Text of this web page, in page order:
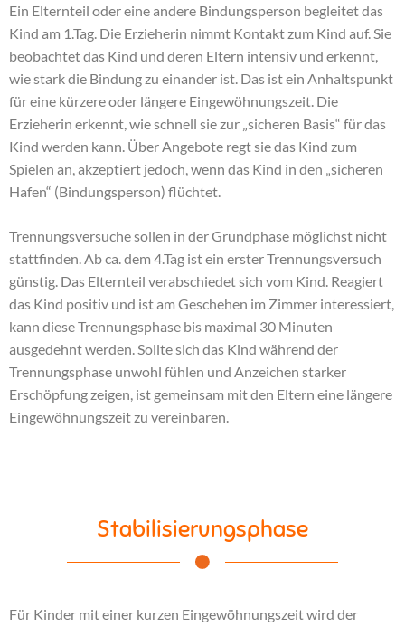
Ein Elternteil oder eine andere Bindungsperson begleitet das
Kind am 1.Tag. Die Erzieherin nimmt Kontakt zum Kind auf. Sie
beobachtet das Kind und deren Eltern intensiv und erkennt,
wie stark die Bindung zu einander ist. Das ist ein Anhaltspunkt
für eine kürzere oder längere Eingewöhnungszeit. Die
Erzieherin erkennt, wie schnell sie zur „sicheren Basis“ für das
Kind werden kann. Über Angebote regt sie das Kind zum
Spielen an, akzeptiert jedoch, wenn das Kind in den „sicheren
Hafen“ (Bindungsperson) flüchtet.
Trennungsversuche sollen in der Grundphase möglichst nicht
stattfinden. Ab ca. dem 4.Tag ist ein erster Trennungsversuch
günstig. Das Elternteil verabschiedet sich vom Kind. Reagiert
das Kind positiv und ist am Geschehen im Zimmer interessiert,
kann diese Trennungsphase bis maximal 30 Minuten
ausgedehnt werden. Sollte sich das Kind während der
Trennungsphase unwohl fühlen und Anzeichen starker
Erschöpfung zeigen, ist gemeinsam mit den Eltern eine längere
Eingewöhnungszeit zu vereinbaren.
Stabilisierungsphase
Für Kinder mit einer kurzen Eingewöhnungszeit wird der